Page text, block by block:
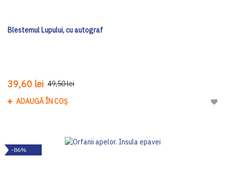
Blestemul Lupului, cu autograf
39,60 lei 49,50 lei
ADAUGĂ ÎN COȘ
-86%